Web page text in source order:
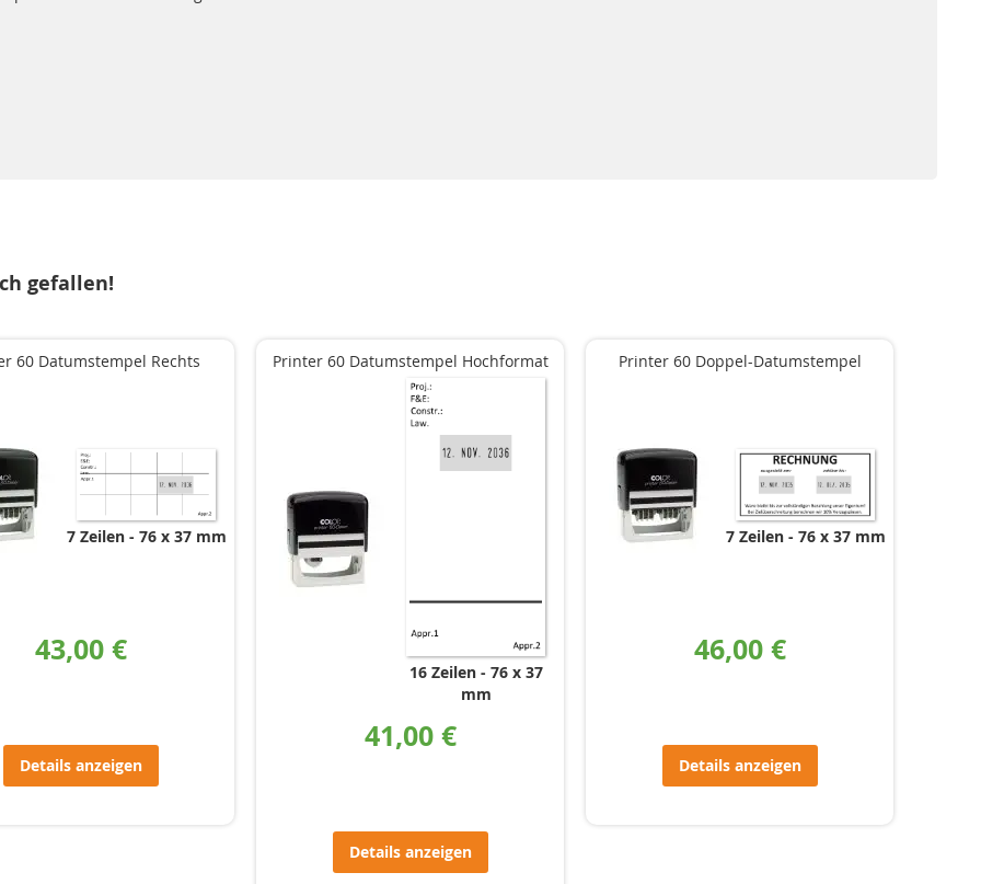
gefallen!
60 Datumstempel Rechts
7 Zeilen 76 x 37 mm
43,00 €
Details anzeigen
Printer 60 Datumstempel Hochformat
16 Zeilen
76 x 37
mm
41,00 €
Details anzeigen
Printer 60 Doppel-Datumstempel
7 Zeilen 76 x 37 mm
46,00 €
Details anzeigen